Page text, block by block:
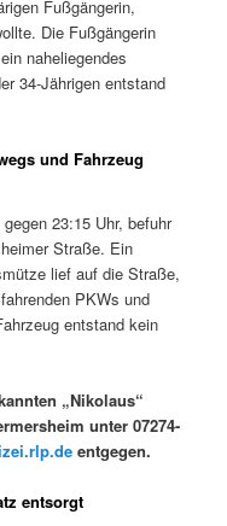
Fußgängerin,
Die Fußgängerin
naheliegendes
34-Jährigen entstand
und Fahrzeug
23:15 Uhr, befuhr
Straße. Ein
lief auf die Straße,
PKWs und
entstand kein
„Nikolaus“
unter 07274-
entgegen.
entsorgt